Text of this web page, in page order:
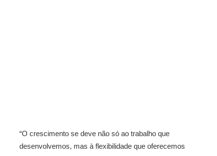
“O crescimento se deve não só ao trabalho que
desenvolvemos, mas à flexibilidade que oferecemos